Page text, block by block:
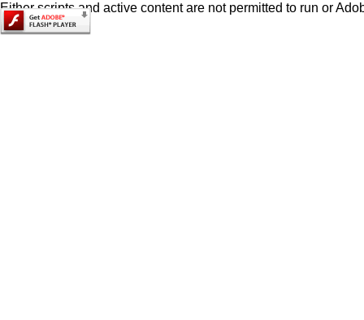
Either scripts and active content are not permitted to run or